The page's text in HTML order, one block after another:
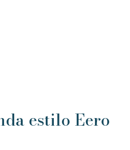
estilo Eero